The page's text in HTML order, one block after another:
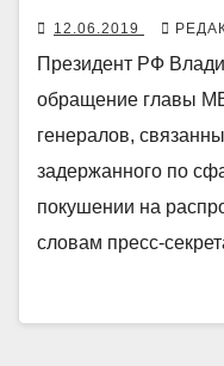
12.06.2019
Президент РФ
обращение главы
генералов,
задержанного по
покушении на
словам пресс-